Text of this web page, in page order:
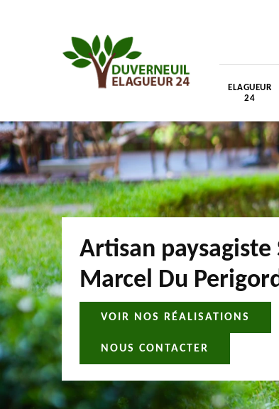
ELAGUEUR
24
Artisan paysagiste
Marcel Du
VOIR NOS RÉALISATIONS
NOUS CONTACTER